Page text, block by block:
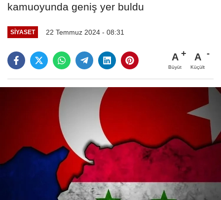
kamuoyunda geniş yer buldu
SIYASET 22 Temmuz 2024 - 08:31
A
Büyüt
A
Küçült